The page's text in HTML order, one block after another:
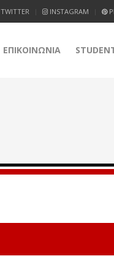
TWITTER INSTAGRAM
ΕΠΙΚΟΙΝΩΝΙΑ